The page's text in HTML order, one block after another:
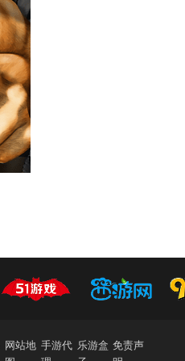
网站地 手游代 乐游盒 免责声